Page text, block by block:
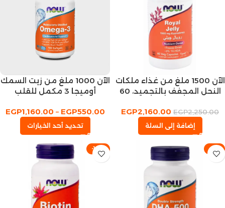
الآن 1500 ملغ من غذاء ملكات
النحل المجفف بالتجميد، 60
EGP2,250.00
EGP2,160.00
إضافة إلى السلة
الآن 1000 ملغ من زيت السمك
أوميجا 3 مكمل للقلب
EGP550.00
–
EGP1,160.00
تحديد أحد الخيارات
-9%
-10%